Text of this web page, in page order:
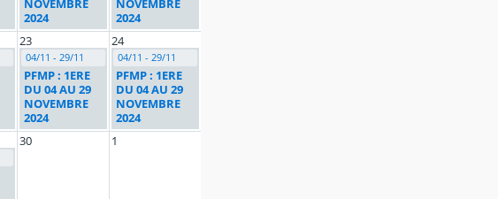
NOVEMBRE
2024
NOVEMBRE
2024
23
04/11 - 29/11
PFMP : 1ERE
DU 04 AU 29
NOVEMBRE
2024
24
04/11 - 29/11
PFMP : 1ERE
DU 04 AU 29
NOVEMBRE
2024
30 1